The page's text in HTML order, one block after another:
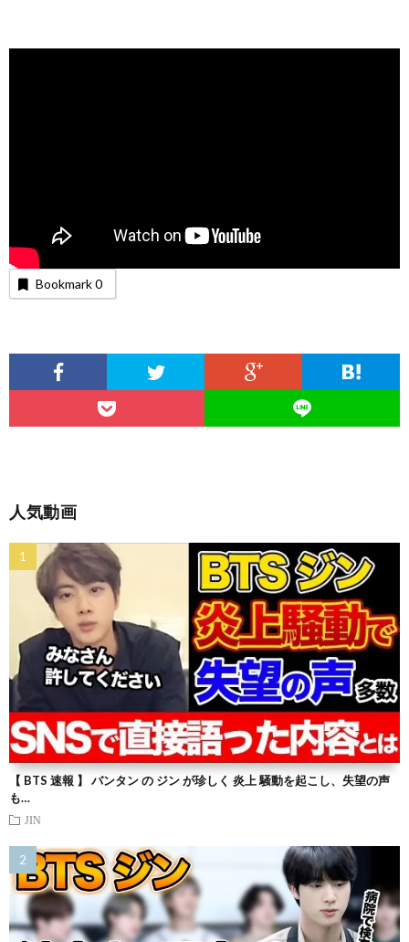
Bookmark0
人気動画
【 BTS 速報 】 バンタン の ジン が珍しく 炎上 騒動を起こし、失望の声
も…
JIN